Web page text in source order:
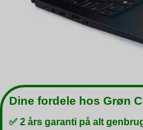
Dine fordele hos Grøn
✅ 2 års garanti på alt